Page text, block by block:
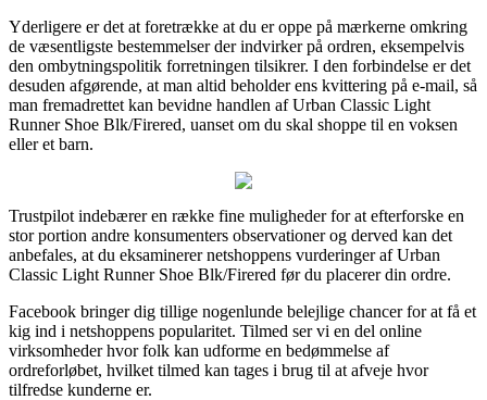
Yderligere er det at foretrække at du er oppe på mærkerne omkring
de væsentligste bestemmelser der indvirker på ordren, eksempelvis
den ombytningspolitik forretningen tilsikrer. I den forbindelse er det
desuden afgørende, at man altid beholder ens kvittering på e-mail, så
man fremadrettet kan bevidne handlen af Urban Classic Light
Runner Shoe Blk/Firered, uanset om du skal shoppe til en voksen
eller et barn.
Trustpilot indebærer en række fine muligheder for at efterforske en
stor portion andre konsumenters observationer og derved kan det
anbefales, at du eksaminerer netshoppens vurderinger af Urban
Classic Light Runner Shoe Blk/Firered før du placerer din ordre.
Facebook bringer dig tillige nogenlunde belejlige chancer for at få et
kig ind i netshoppens popularitet. Tilmed ser vi en del online
virksomheder hvor folk kan udforme en bedømmelse af
ordreforløbet, hvilket tilmed kan tages i brug til at afveje hvor
tilfredse kunderne er.